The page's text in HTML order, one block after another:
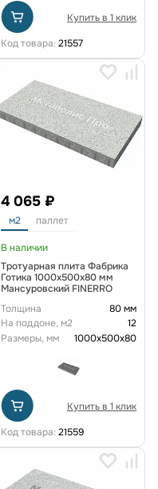
Купить в 1 клик
Код товара: 21557
4 065 ₽
м2 паллет
В наличии
Тротуарная плита Фабрика
Готика 1000x500x80 мм
Мансуровский FINERRO
Толщина
80 мм
На поддоне, м2
12
Размеры, мм
1000x500x80
Купить в 1 клик
Код товара: 21559